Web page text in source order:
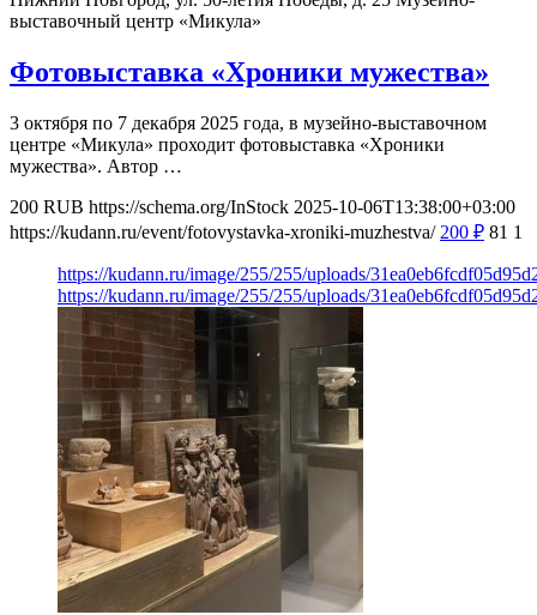
выставочный центр «Микула»
Фотовыставка «Хроники мужества»
3 октября по 7 декабря 2025 года, в музейно-выставочном
центре «Микула» проходит фотовыставка «Хроники
мужества». Автор …
200 RUB https://schema.org/InStock 2025-10-06T13:38:00+03:00
https://kudann.ru/event/fotovystavka-xroniki-muzhestva/ 200 ₽ 81 1
https://kudann.ru/image/255/255/uploads/
https://kudann.ru/image/255/255/uploads/